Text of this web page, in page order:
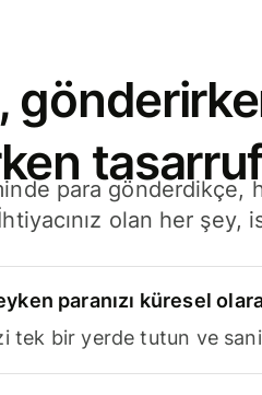
para gönderdikçe,
olan her
paranızı küresel
tek bir yerde tutun ve